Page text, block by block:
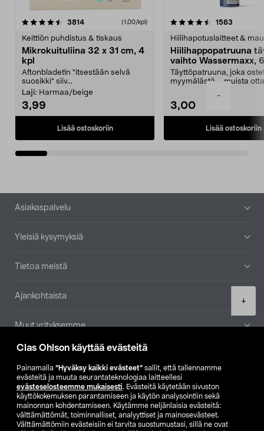
Clas Ohlson käyttää evästeitä
Painamalla ”Hyväksy kaikki evästeet” sallit, että tallennamme
evästeitä ja muuta seurantateknologiaa laitteellesi
evästeselosteemme mukaisesti. Evästeitä käytetään sivuston
käyttökokemuksen parantamiseen ja käytön analysointiin sekä
mainonnan kohdentamiseen. Käytämme neljänlaisia evästeitä:
välttämättömät, toiminnalliset, analyyttiset ja mainosevästeet.
Välttämättömiin evästeisiin ei tarvita suostumustasi, sillä ne ovat
-
+
3814arvostelut (1,00/kpl)
Keittiön puhdistus & tiskaus
Mikrokuituliina 32 x 31 cm, 4
kpl
Aftonbladetin "itsestään selvä
suosikki" siiv...
Laji: Harmaa/beige
3,99
Lisää ostoskoriin
4.5viidestä
1563
Hiilihapotuslaitteet &
Hiilihappopatruuna
vaihto Wassermaxx,
Täyttöpatruuna, joka
myymälästä – muista
3,00
Lisää ostoskoriin
4.5viidestä
Alatunniste
Asiakaspalvelu
Yleisiä kysymyksiä
Tietoa meistä
Ajankohtaista
Muut yrityksemme
Etsi myymälä
SE NO FI
FI SV